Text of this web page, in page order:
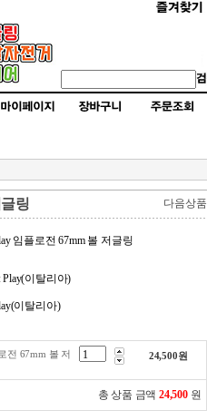
링 다음상품
임플로전 67mm 볼 저글링
이탈리아)
이탈리아)
전 67mm 볼 저
24,500원
총 상품 금액 24,500 원